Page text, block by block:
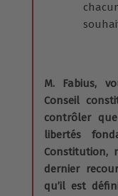
M. Fabius,
Conseil
contrôler
libertés
Constitution,
dernier
qu’il est